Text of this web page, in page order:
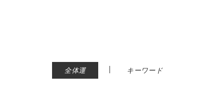
全体運 | キーワード